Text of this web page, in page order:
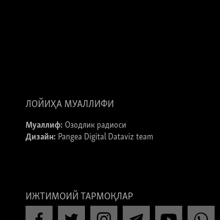
ЛОЙИҲА МУАЛЛИФИ
Муаллиф: Озодлик радиоси
Дизайн: Pangea Digital Dataviz team
ИЖТИМОИЙ ТАРМОҚЛАР